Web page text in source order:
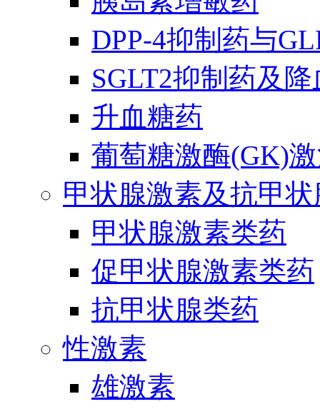
DPP-4抑制药与
SGLT2抑制药及
升血糖药
葡萄糖激酶(GK)
甲状腺激素及抗甲
甲状腺激素类药
促甲状腺激素类药
抗甲状腺类药
性激素
雄激素